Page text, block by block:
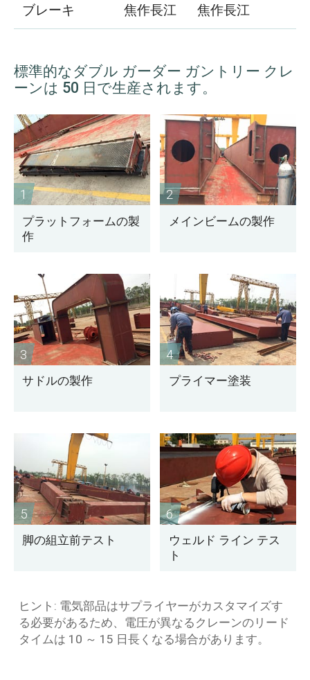
ブレーキ 焦作長江 焦作長江
標準的なダブル ガーダー ガントリー クレ
ーンは 50 日で生産されます。
1
プラットフォームの製
作
2
メインビームの製作
3
サドルの製作
4
プライマー塗装
5
脚の組立前テスト
6
ウェルド ライン テス
ト
ヒント: 電気部品はサプライヤーがカスタマイズす
る必要があるため、電圧が異なるクレーンのリード
タイムは 10 ～ 15 日長くなる場合があります。